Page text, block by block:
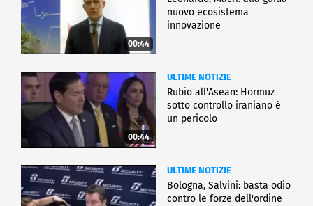
00:44
nuovo ecosistema
innovazione
00:44
ULTIME NOTIZIE
Rubio all'Asean: Hormuz
sotto controllo iraniano è
un pericolo
ULTIME NOTIZIE
Bologna, Salvini: basta odio
contro le forze dell'ordine